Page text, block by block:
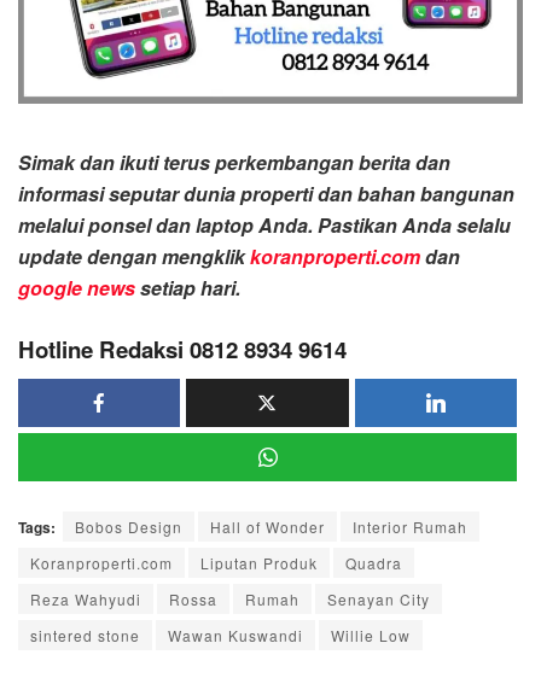
Simak dan ikuti terus perkembangan berita dan
informasi seputar dunia properti dan bahan bangunan
melalui ponsel dan laptop Anda. Pastikan Anda selalu
update dengan mengklikkoranproperti.comdan
google newssetiap hari.
Hotline Redaksi 0812 8934 9614
Tags: Bobos Design Hall of Wonder
Interior Rumah
Koranproperti.com
Liputan Produk
Quadra
Reza Wahyudi
Rossa Rumah
Senayan City
sintered stone
Wawan Kuswandi Willie Low